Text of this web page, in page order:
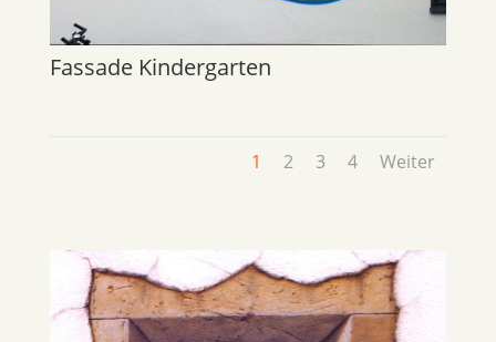
Fassade Kindergarten
1 2 3 4 Weiter